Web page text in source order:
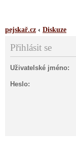
pejskař.cz ‹ Diskuze
Přihlásit se
Uživatelské jméno:
Heslo: